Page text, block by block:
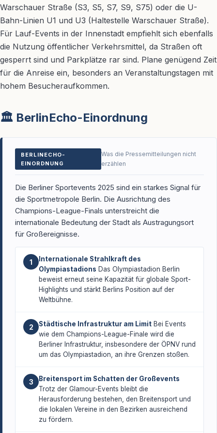
Warschauer Straße (S3, S5, S7, S9, S75) oder die U-
Bahn-Linien U1 und U3 (Haltestelle Warschauer Straße).
Für Lauf-Events in der Innenstadt empfiehlt sich ebenfalls
die Nutzung öffentlicher Verkehrsmittel, da Straßen oft
gesperrt sind und Parkplätze rar sind. Plane genügend Zeit
für die Anreise ein, besonders an Veranstaltungstagen mit
hohem Besucheraufkommen.
🏛️ BerlinEcho-Einordnung
BERLINECHO-
EINORDNUNG
Was die Pressemitteilungen nicht
erzählen
Die Berliner Sportevents 2025 sind ein starkes Signal für
die Sportmetropole Berlin. Die Ausrichtung des
Champions-League-Finals unterstreicht die
internationale Bedeutung der Stadt als Austragungsort
für Großereignisse.
1
Internationale Strahlkraft des
Olympiastadions Das Olympiastadion Berlin
beweist erneut seine Kapazität für globale Sport-
Highlights und stärkt Berlins Position auf der
Weltbühne.
2 Städtische Infrastruktur am Limit Bei Events
wie dem Champions-League-Finale wird die
Berliner Infrastruktur, insbesondere der ÖPNV rund
um das Olympiastadion, an ihre Grenzen stoßen.
3
Breitensport im Schatten der Großevents
Trotz der Glamour-Events bleibt die
Herausforderung bestehen, den Breitensport und
die lokalen Vereine in den Bezirken ausreichend
zu fördern.